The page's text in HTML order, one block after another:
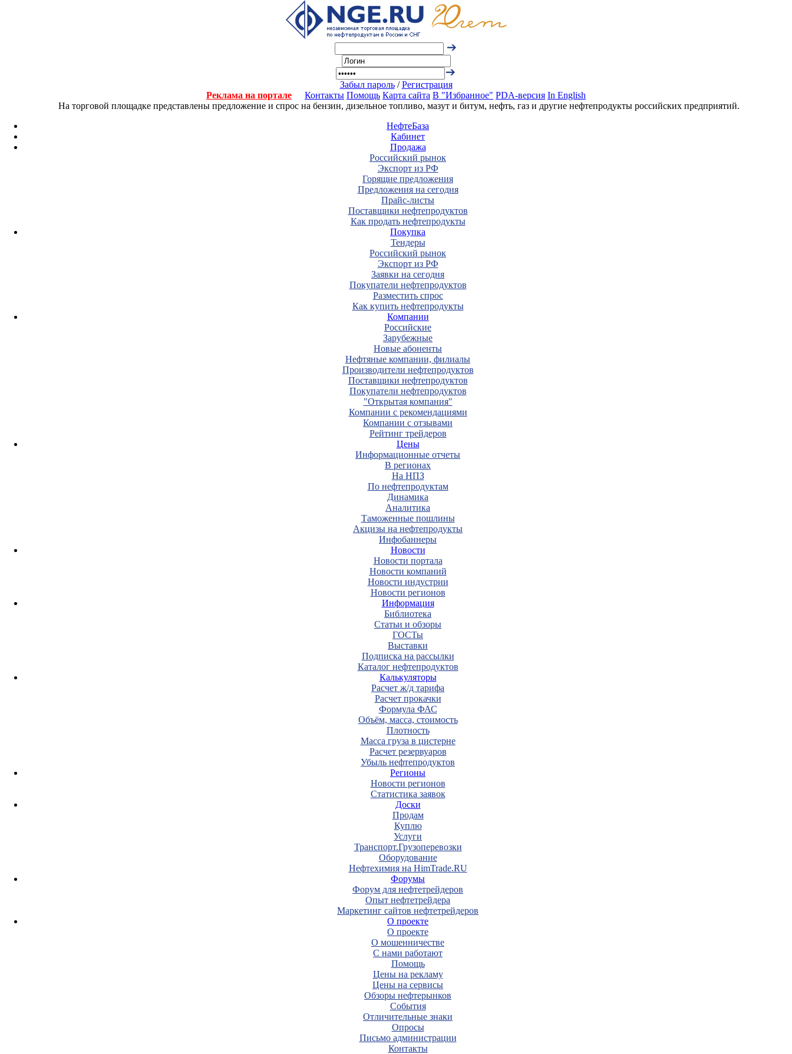
Забыл пароль/Регистрация
Реклама на портале
Контакты Помощь Карта сайта В "Избранное" PDA-версия In English
На торговой площадке представлены предложение и спрос на бензин, дизельное топливо, мазут и битум, нефть, газ и другие нефтепродукты российских предприятий.
НефтеБаза
Кабинет
Продажа
Российский рынок
Экспорт из РФ
Горящие предложения
Предложения на сегодня
Прайс-листы
Поставщики нефтепродуктов
Как продать нефтепродукты
Покупка
Тендеры
Российский рынок
Экспорт из РФ
Заявки на сегодня
Покупатели нефтепродуктов
Разместить спрос
Как купить нефтепродукты
Компании
Российские
Зарубежные
Новые абоненты
Нефтяные компании, филиалы
Производители нефтепродуктов
Поставщики нефтепродуктов
Покупатели нефтепродуктов
"Открытая компания"
Компании с рекомендациями
Компании с отзывами
Рейтинг трейдеров
Цены
Информационные отчеты
В регионах
На НПЗ
По нефтепродуктам
Динамика
Аналитика
Таможенные пошлины
Акцизы на нефтепродукты
Инфобаннеры
Новости
Новости портала
Новости компаний
Новости индустрии
Новости регионов
Информация
Библиотека
Статьи и обзоры
ГОСТы
Выставки
Подписка на рассылки
Каталог нефтепродуктов
Калькуляторы
Расчет ж/д тарифа
Расчет прокачки
Формула ФАС
Объём, масса, стоимость
Плотность
Масса груза в цистерне
Расчет резервуаров
Убыль нефтепродуктов
Регионы
Новости регионов
Статистика заявок
Доски
Продам
Куплю
Услуги
Транспорт.Грузоперевозки
Оборудование
Нефтехимия на HimTrade.RU
Форумы
Форум для нефтетрейдеров
Опыт нефтетрейдера
Маркетинг сайтов нефтетрейдеров
О проекте
О проекте
О мошенничестве
С нами работают
Помощь
Цены на рекламу
Цены на сервисы
Обзоры нефтерынков
События
Отличительные знаки
Опросы
Письмо администрации
Контакты